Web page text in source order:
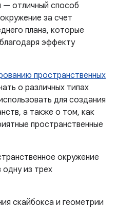
— отличный способ
за счет
плана, которые
эффекту
пространственных
о различных типах
для создания
а также о том, как
пространственные
окружение
одну из трех
скайбокса и геометрии